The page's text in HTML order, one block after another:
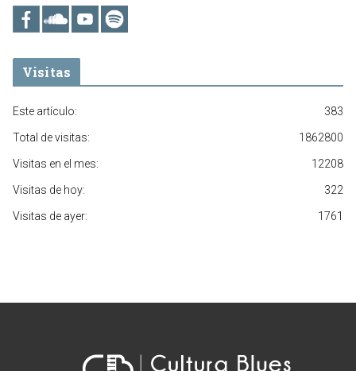
Visitas
383
Este artículo:
1862800
Total de visitas:
12208
Visitas en el mes:
322
Visitas de hoy:
1761
Visitas de ayer: